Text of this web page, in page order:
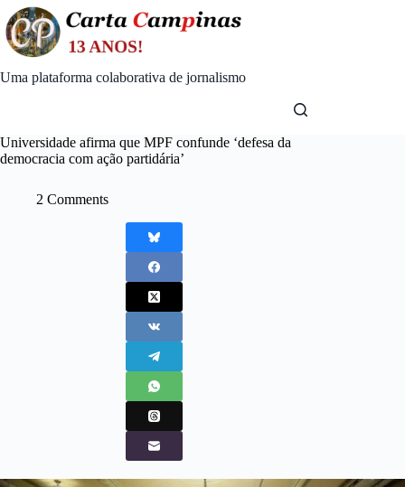
Skip
to
content
Uma plataforma colaborativa de jornalismo
Universidade afirma que MPF confunde ‘defesa da
democracia com ação partidária’
2 Comments